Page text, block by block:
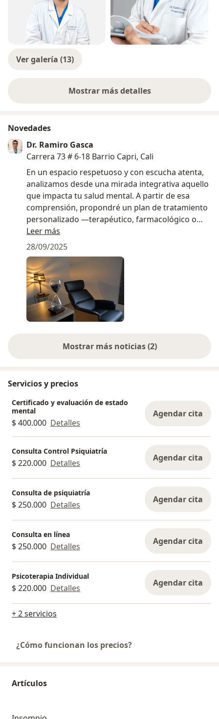
Ver galería (13)
Mostrar más detalles
sobre la experiencia
Novedades
Dr. Ramiro Gasca
Carrera 73 # 6-18 Barrio Capri, Cali
En un espacio respetuoso y con escucha atenta,
analizamos desde una mirada integrativa aquello
que impacta tu salud mental. A partir de esa
comprensión, propondré un plan de tratamiento
personalizado —terapéutico, farmacológico o
combinado según lo necesites— para
acompañarte a recuperar equilibrio y sentido en
las diferentes áreas de tu vida.
Leer más
28/09/2025
Mostrar más noticias (2)
Servicios y precios
Certificado y evaluación de estado
mental
$ 400.000 Detalles
Agendar cita
Consulta Control Psiquiatría
$ 220.000 Detalles Agendar cita
Consulta de psiquiatría
$ 250.000 Detalles Agendar cita
Consulta en línea
$ 250.000 Detalles Agendar cita
Psicoterapia Individual
$ 220.000 Detalles Agendar cita
+ 2 servicios
¿Cómo funcionan los precios?
Artículos